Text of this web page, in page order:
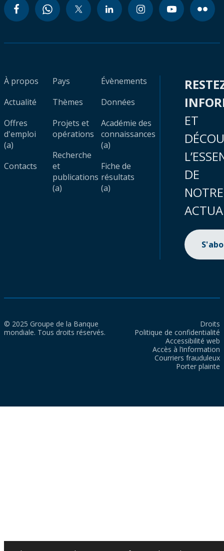
À propos
Actualité
Offres
d'emploi
(a)
Contacts
Pays
Thèmes
Projets et
opérations
Recherche
et
publications
(a)
Évènements
Données
Académie des
connaissances
(a)
Fiche de
résultats
(a)
ET
DE
NOTRE
© 2025 Groupe de la Banque
mondiale. Tous droits réservés.
Droits
Politique de confidentialité
Accessibilité web
Accès à l’information
Courriers frauduleux
Porter plainte